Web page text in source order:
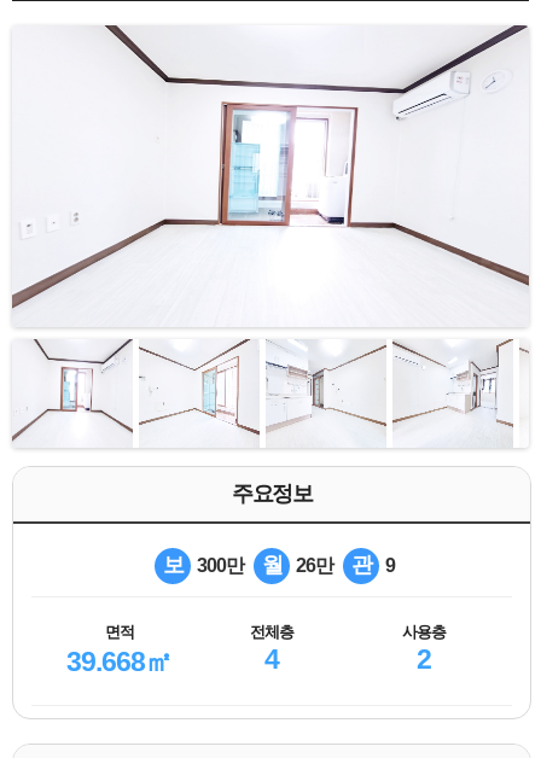
주요정보
보 300만 월 26만 관 9
면적
39.668㎡
전체층
4
사용층
2